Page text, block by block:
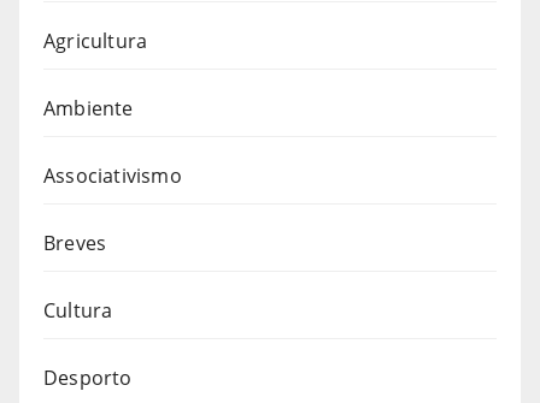
Agricultura
Ambiente
Associativismo
Breves
Cultura
Desporto